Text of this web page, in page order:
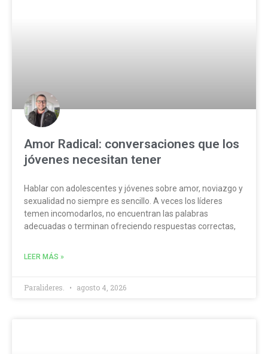
Amor Radical: conversaciones que los
jóvenes necesitan tener
Hablar con adolescentes y jóvenes sobre amor, noviazgo y
sexualidad no siempre es sencillo. A veces los líderes
temen incomodarlos, no encuentran las palabras
adecuadas o terminan ofreciendo respuestas correctas,
LEER MÁS »
Paralideres. agosto 4, 2026